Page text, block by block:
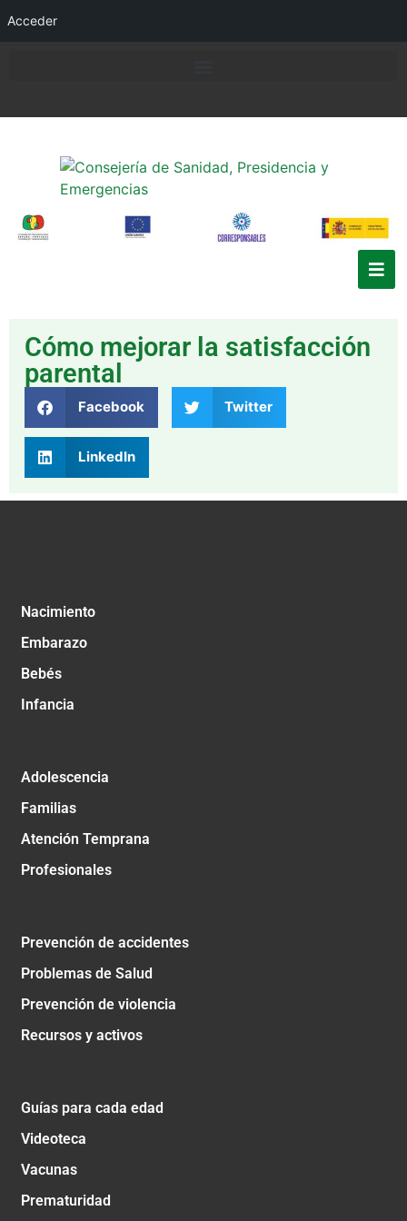
Acceder
Cómo mejorar la satisfacción
parental
Facebook Twitter
LinkedIn
Nacimiento
Embarazo
Bebés
Infancia
Adolescencia
Familias
Atención Temprana
Profesionales
Prevención de accidentes
Problemas de Salud
Prevención de violencia
Recursos y activos
Guías para cada edad
Videoteca
Vacunas
Prematuridad